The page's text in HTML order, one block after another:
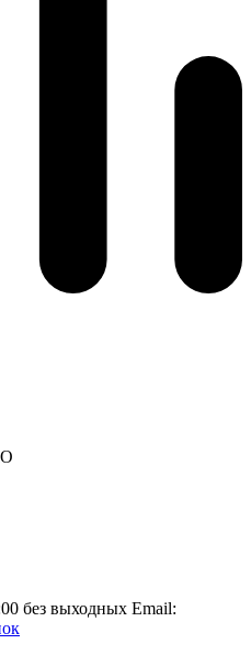
без выходных Email: